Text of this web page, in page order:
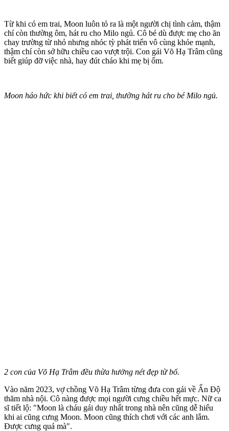
Từ khi có em trai, Moon luôn tỏ ra là một người chị tình cảm, thậm
chí còn thường ôm, hát ru cho Milo ngủ. Cô bé dù được mẹ cho ăn
chay trường từ nhỏ nhưng nhóc tỳ phát triển vô cùng khỏe mạnh,
thậm chí còn sở hữu chiều cao vượt trội. Con gái Võ Hạ Trâm cũng
biết giúp đỡ việc nhà, hay đút cháo khi mẹ bị ốm.
Moon háo hức khi biết có em trai, thường hát ru cho bé Milo ngủ.
2 con của Võ Hạ Trâm đều thừa hưởng nét đẹp từ bố.
Vào năm 2023, vợ chồng Võ Hạ Trâm từng đưa con gái về Ấn Độ
thăm nhà nội. Cô nàng được mọi người cưng chiều hết mực. Nữ ca
sĩ tiết lộ: "Moon là cháu gái duy nhất trong nhà nên cũng dễ hiểu
khi ai cũng cưng Moon. Moon cũng thích chơi với các anh lắm.
Được cưng quá mà".